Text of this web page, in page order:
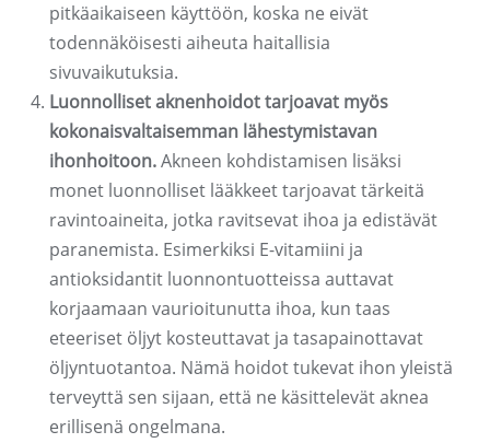
pitkäaikaiseen käyttöön, koska ne eivät
todennäköisesti aiheuta haitallisia
sivuvaikutuksia.
Luonnolliset aknenhoidot tarjoavat myös
kokonaisvaltaisemman lähestymistavan
ihonhoitoon.Akneen kohdistamisen lisäksi
monet luonnolliset lääkkeet tarjoavat tärkeitä
ravintoaineita, jotka ravitsevat ihoa ja edistävät
paranemista. Esimerkiksi E-vitamiini ja
antioksidantit luonnontuotteissa auttavat
korjaamaan vaurioitunutta ihoa, kun taas
eteeriset öljyt kosteuttavat ja tasapainottavat
öljyntuotantoa. Nämä hoidot tukevat ihon yleistä
terveyttä sen sijaan, että ne käsittelevät aknea
erillisenä ongelmana.